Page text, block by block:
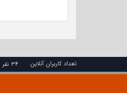
تعداد کاربران آنلاین ۳۴ نفر